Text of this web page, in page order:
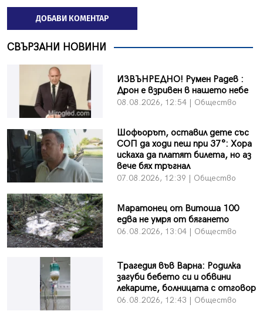
ДОБАВИ КОМЕНТАР
СВЪРЗАНИ НОВИНИ
ИЗВЪНРЕДНО! Румен Радев :
Дрон е взривен в нашето небе
08.08.2026, 12:54 | Общество
Шофьорът, оставил дете със
СОП да ходи пеш при 37°: Хора
искаха да платят билета, но аз
вече бях тръгнал
07.08.2026, 12:39 | Общество
Маратонец от Витоша 100
едва не умря от бягането
06.08.2026, 13:04 | Общество
Трагедия във Варна: Родилка
загуби бебето си и обвини
лекарите, болницата с отговор
06.08.2026, 12:43 | Общество